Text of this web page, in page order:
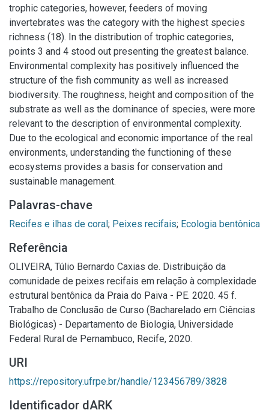
trophic categories, however, feeders of moving
invertebrates was the category with the highest species
richness (18). In the distribution of trophic categories,
points 3 and 4 stood out presenting the greatest balance.
Environmental complexity has positively influenced the
structure of the fish community as well as increased
biodiversity. The roughness, height and composition of the
substrate as well as the dominance of species, were more
relevant to the description of environmental complexity.
Due to the ecological and economic importance of the real
environments, understanding the functioning of these
ecosystems provides a basis for conservation and
sustainable management.
Palavras-chave
Recifes e ilhas de coral; Peixes recifais; Ecologia bentônica
Referência
OLIVEIRA, Túlio Bernardo Caxias de. Distribuição da
comunidade de peixes recifais em relação à complexidade
estrutural bentônica da Praia do Paiva - PE. 2020. 45 f.
Trabalho de Conclusão de Curso (Bacharelado em Ciências
Biológicas) - Departamento de Biologia, Universidade
Federal Rural de Pernambuco, Recife, 2020.
URI
https://repository.ufrpe.br/handle/123456789/3828
Identificador dARK